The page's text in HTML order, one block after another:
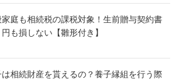
家庭も相続税の課税対象！生前贈与契約書
も損しない【雛形付き】
は相続財産を貰えるの？養子縁組を行う際